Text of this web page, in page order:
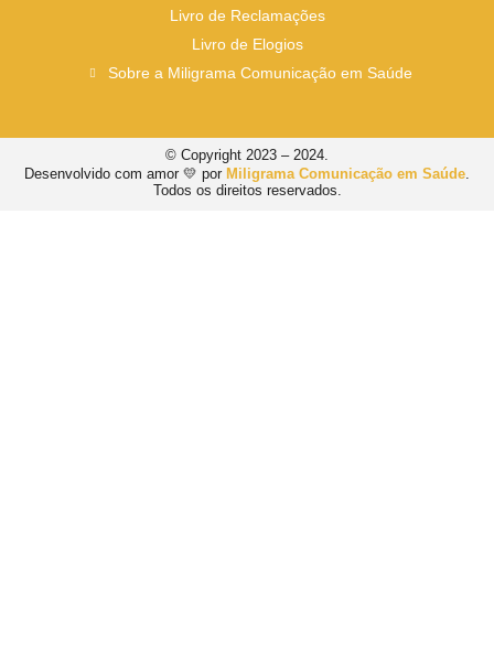
Livro de Reclamações
Livro de Elogios
Sobre a Miligrama Comunicação em Saúde
© Copyright 2023 – 2024.
Desenvolvido com amor 💛 por Miligrama Comunicação em Saúde.
Todos os direitos reservados.